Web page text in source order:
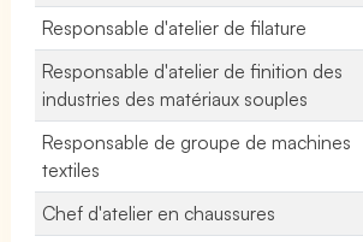
Responsable d'atelier de filature
Responsable d'atelier de finition des
industries des matériaux souples
Responsable de groupe de machines
textiles
Chef d'atelier en chaussures